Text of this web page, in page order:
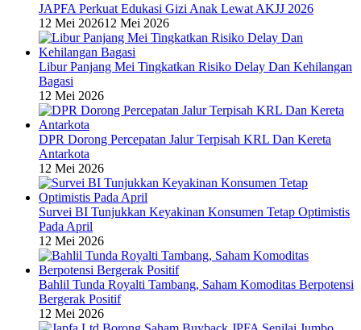
JAPFA Perkuat Edukasi Gizi Anak Lewat AKJJ 2026
12 Mei 202612 Mei 2026
Libur Panjang Mei Tingkatkan Risiko Delay Dan Kehilangan
Bagasi
12 Mei 2026
DPR Dorong Percepatan Jalur Terpisah KRL Dan Kereta
Antarkota
12 Mei 2026
Survei BI Tunjukkan Keyakinan Konsumen Tetap Optimistis
Pada April
12 Mei 2026
Bahlil Tunda Royalti Tambang, Saham Komoditas Berpotensi
Bergerak Positif
12 Mei 2026